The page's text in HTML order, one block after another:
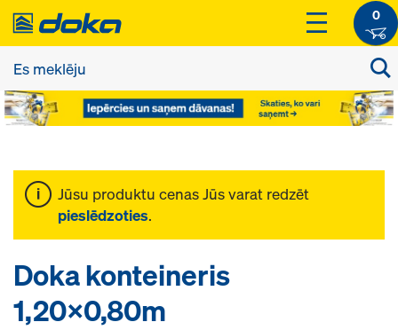
0
Jūsu produktu cenas Jūs varat redzēt
pieslēdzoties.
Doka konteineris
1,20x0,80m